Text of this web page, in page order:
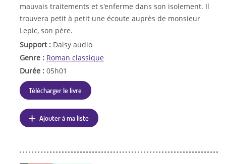
mauvais traitements et s'enferme dans son isolement. Il
trouvera petit à petit une écoute auprès de monsieur
Lepic, son père.
Support : Daisy audio
Genre : Roman classique
Durée : 05h01
Télécharger le livre
Ajouter à ma liste